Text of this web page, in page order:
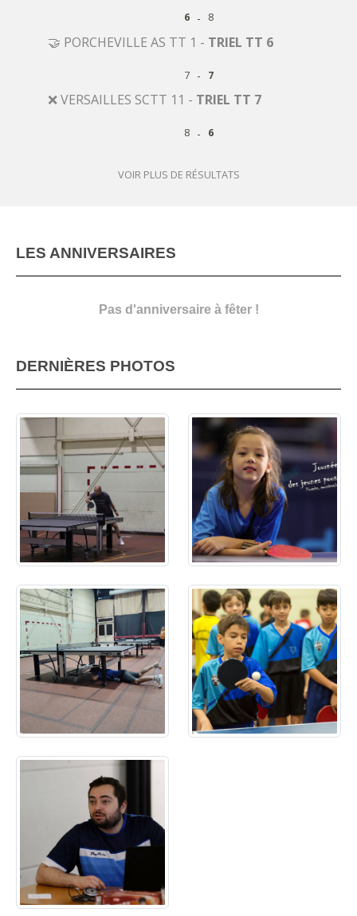
6 - 8
🤝 PORCHEVILLE AS TT 1 - TRIEL TT 6
7 - 7
❌ VERSAILLES SCTT 11 - TRIEL TT 7
8 - 6
VOIR PLUS DE RÉSULTATS
LES ANNIVERSAIRES
Pas d'anniversaire à fêter !
DERNIÈRES PHOTOS